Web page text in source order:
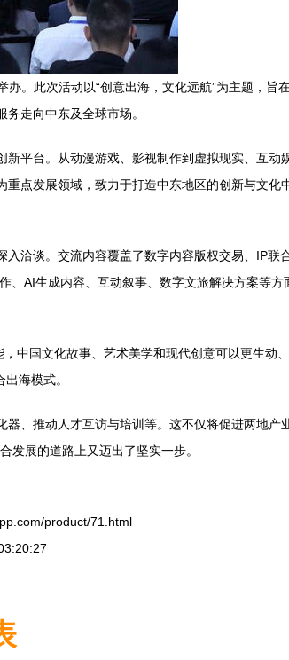
。此次活动以“创意出海，文化远航”为主题，旨
走向中东及全球市场。
平台。从动漫游戏、影视制作到虚拟现实、互动
点发展领域，致力于打造中东地区的创新与文化
洽谈。交流内容覆盖了数字内容版权交易、IP联
AI生成内容、互动叙事、数字文旅解决方案等
中国文化故事、艺术美学和现代创意可以更生动
海模式。
、推动人才互访与培训等。这不仅将促进两地产
发展的道路上又迈出了坚实一步。
product/71.html